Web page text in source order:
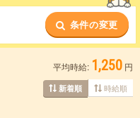
条件の変更
平均時給: 1,250 円
新着順 時給順